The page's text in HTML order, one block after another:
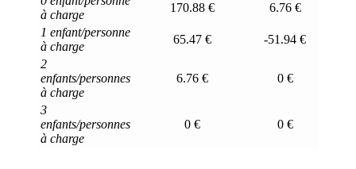
à charge
170.88 €
6.76 €
1 enfant/personne
à charge
65.47 €
-51.94 €
2
enfants/personnes
à charge
6.76 € 0 €
3
enfants/personnes
à charge
0 € 0 €